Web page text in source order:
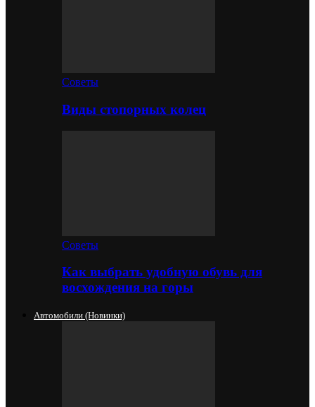
Советы
Виды стопорных колец
Советы
Как выбрать удобную обувь для
восхождения на горы
Автомобили (новинки)